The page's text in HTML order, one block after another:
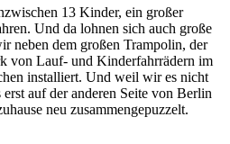
13 Kinder, ein großer
Und da lohnen sich auch große
neben dem großen Trampolin, der
von Lauf- und Kinderfahrrädern im
installiert. Und weil wir es nicht
auf der anderen Seite von Berlin
neu zusammengepuzzelt.